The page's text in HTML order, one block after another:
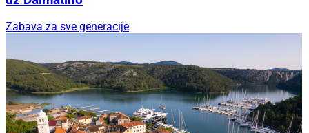
Zabava za sve generacije